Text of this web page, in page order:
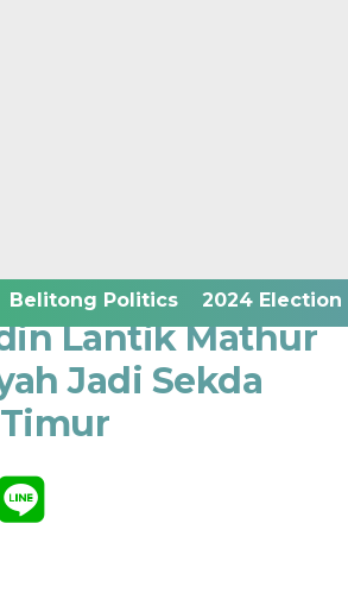
Belitong Politics 2024 Election
WIB
Lantik Mathur
Jadi Sekda